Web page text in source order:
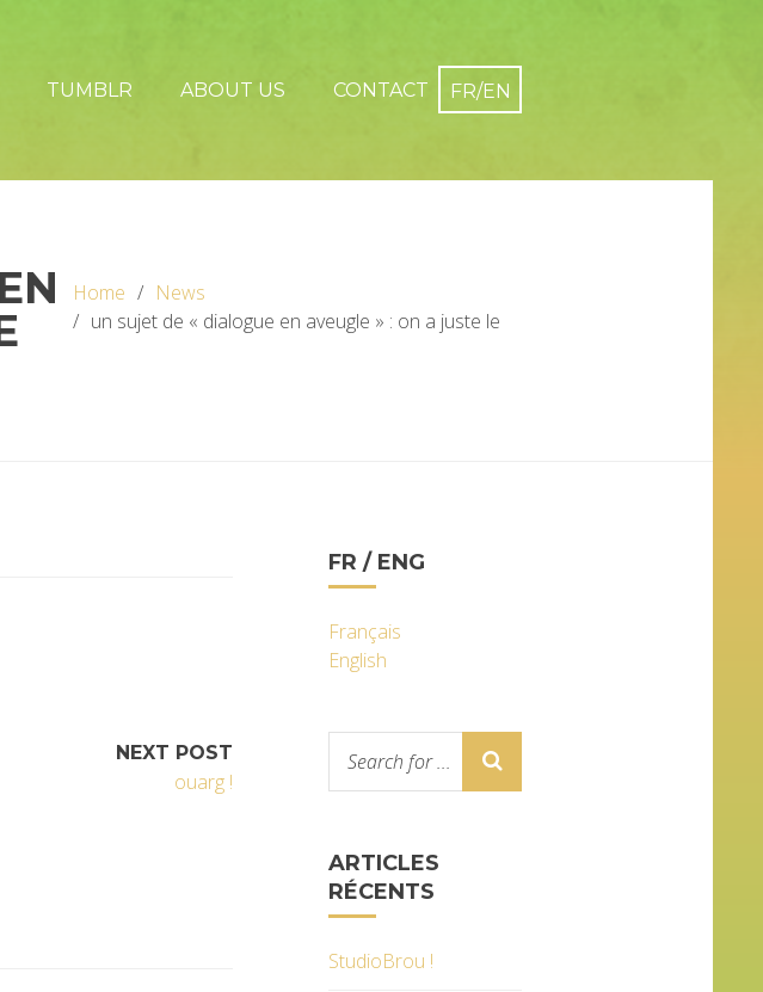
TUMBLR ABOUT US CONTACT
Home
News
un sujet de « dialogue en aveugle » : on a juste le
NEXT POST
ouarg !
FR / ENG
Français
English
ARTICLES
RÉCENTS
StudioBrou !